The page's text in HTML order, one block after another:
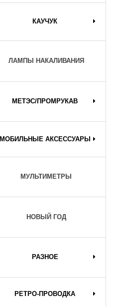
КАУЧУК
ЛАМПЫ НАКАЛИВАНИЯ
МЕТЭС/ПРОМРУКАВ
МОБИЛЬНЫЕ АКСЕССУАРЫ
МУЛЬТИМЕТРЫ
НОВЫЙ ГОД
РАЗНОЕ
РЕТРО-ПРОВОДКА